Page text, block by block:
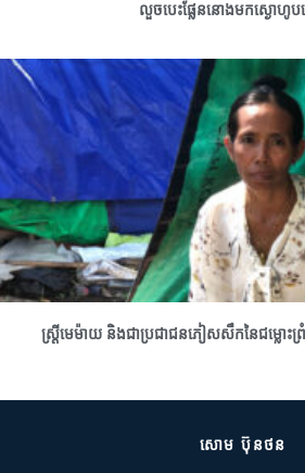
លួចបេះផ្លែននោងមកស្ងោហូប
ស្រ្តីមេម៉ាយ និងជាប្រជាជនភៀសសឹកនៃជម្លោះព្
សោម ប៊ុនថន